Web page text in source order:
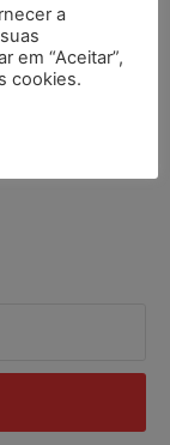
da
a
em “Aceitar”,
cookies.